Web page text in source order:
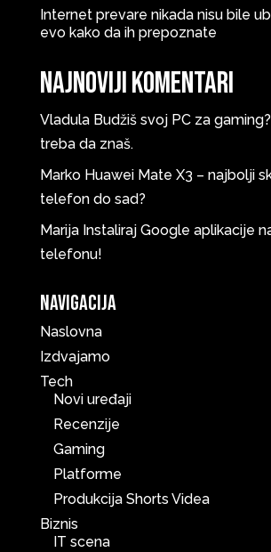
Internet prevare nikada nisu bile
evo kako da ih prepoznate
Najnoviji komentari
Vladula Budžiš svoj PC za
treba da znaš.
Marko Huawei Mate X3 – najbolji
telefon do sad?
Marija Instaliraj Google aplikacije
telefonu!
Navigacija
Naslovna
Izdvajamo
Tech
Novi uređaji
Recenzije
Gaming
Platforme
Produkcija Shorts Videa
Biznis
IT scena